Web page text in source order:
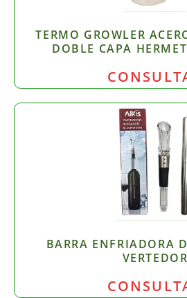
TERMO GROWLER
DOBLE CAPA
BARRA ENFRIADORA
VERTEDOR